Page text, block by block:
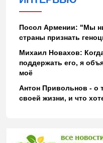
Посол Армении: "Мы
страны признать
Михаил Новахов:
поддержать его, я
моё
Антон Привольнов - о
своей жизни, и что